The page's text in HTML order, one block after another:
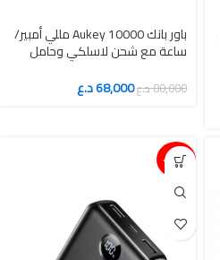
باور بانك Aukey 10000 مللي أمبير/
ساعة مع شحن لاسلكي وحامل
80,000د.ع68,000د.ع
15%-